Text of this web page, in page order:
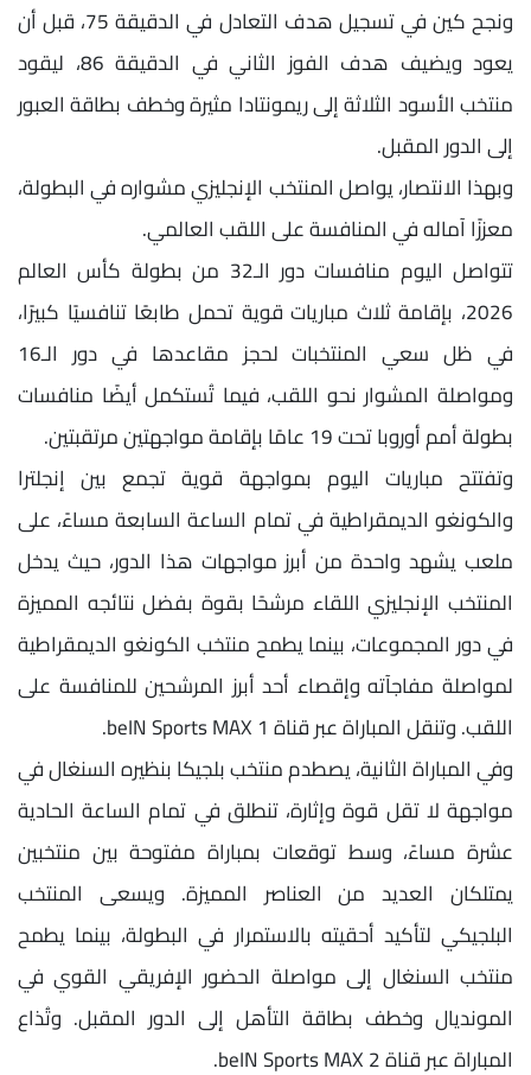
ونجح كين في تسجيل هدف التعادل في الدقيقة 75، قبل أن
يعود ويضيف هدف الفوز الثاني في الدقيقة 86، ليقود
منتخب الأسود الثلاثة إلى ريمونتادا مثيرة وخطف بطاقة العبور
إلى الدور المقبل.
وبهذا الانتصار، يواصل المنتخب الإنجليزي مشواره في البطولة،
معززًا آماله في المنافسة على اللقب العالمي.
تتواصل اليوم منافسات دور الـ32 من بطولة كأس العالم
2026، بإقامة ثلاث مباريات قوية تحمل طابعًا تنافسيًا كبيرًا،
في ظل سعي المنتخبات لحجز مقاعدها في دور الـ16
ومواصلة المشوار نحو اللقب، فيما تُستكمل أيضًا منافسات
بطولة أمم أوروبا تحت 19 عامًا بإقامة مواجهتين مرتقبتين.
وتفتتح مباريات اليوم بمواجهة قوية تجمع بين إنجلترا
والكونغو الديمقراطية في تمام الساعة السابعة مساءً، على
ملعب يشهد واحدة من أبرز مواجهات هذا الدور، حيث يدخل
المنتخب الإنجليزي اللقاء مرشحًا بقوة بفضل نتائجه المميزة
في دور المجموعات، بينما يطمح منتخب الكونغو الديمقراطية
لمواصلة مفاجآته وإقصاء أحد أبرز المرشحين للمنافسة على
اللقب. وتنقل المباراة عبر قناة beIN Sports MAX 1.
وفي المباراة الثانية، يصطدم منتخب بلجيكا بنظيره السنغال في
مواجهة لا تقل قوة وإثارة، تنطلق في تمام الساعة الحادية
عشرة مساءً، وسط توقعات بمباراة مفتوحة بين منتخبين
يمتلكان العديد من العناصر المميزة. ويسعى المنتخب
البلجيكي لتأكيد أحقيته بالاستمرار في البطولة، بينما يطمح
منتخب السنغال إلى مواصلة الحضور الإفريقي القوي في
المونديال وخطف بطاقة التأهل إلى الدور المقبل. وتُذاع
المباراة عبر قناة beIN Sports MAX 2.